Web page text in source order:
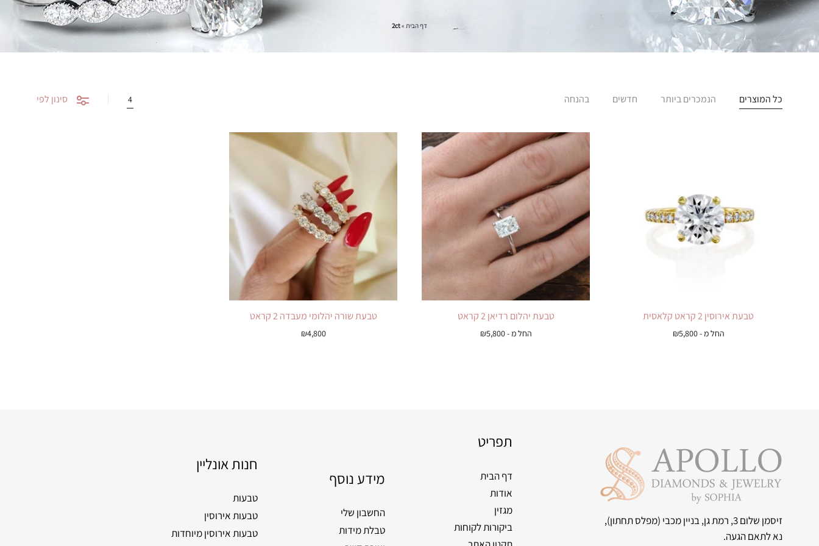
דף הבית »
2ct
כל המוצרים הנמכרים ביותר חדשים בהנחה סינון לפי 4
טבעת אירוסין 2 קראט קלאסית
החל מ - ₪5,800
טבעת יהלום רדיאן 2 קראט
החל מ - ₪5,800
טבעת שורה יהלומי מעבדה 2 קראט
₪4,800
זיסמן שלום 3, רמת גן, בניין מכבי
(מפלס תחתון),
נא לתאם הגעה.
תפריט
דף הבית
אודות
מגזין
ביקורות לקוחות
מידע נוסף
החשבון שלי
טבלת מידות
חנות אונליין
טבעות
טבעות אירוסין
טבעות אירוסין מיוחדות